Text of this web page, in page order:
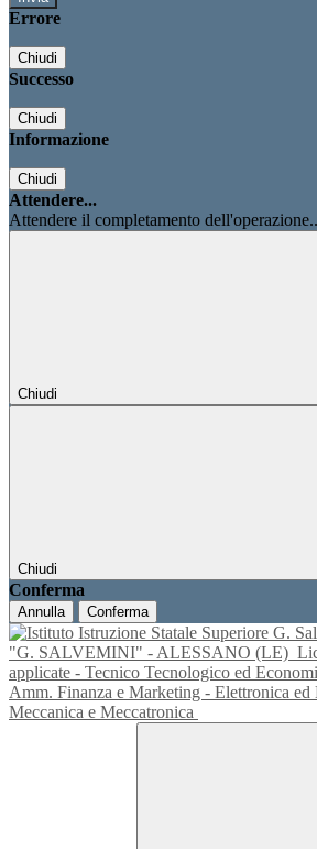
Errore
Chiudi
Successo
Chiudi
Informazione
Chiudi
Attendere...
Attendere il completamento
Chiudi
Chiudi
Conferma
Annulla Conferma
"G. SALVEMINI" - ALESSANO (LE)
applicate - Tecnico Tecnologico ed
Amm. Finanza e Marketing - Elettronica ed
Meccanica e Meccatronica